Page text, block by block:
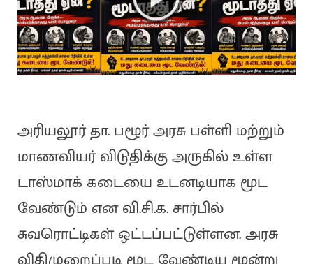
அரியலூர் தா. பழூர் அரசு பள்ளி மற்றும்
மாணவியர் விடுதிக்கு அருகில் உள்ள
டாஸ்மாக் கடையை உடனடியாக மூட
வேண்டும் என வி.சி.க. சார்பில்
சுவரொட்டிகள் ஒட்டப்பட்டுள்ளன. அரசு